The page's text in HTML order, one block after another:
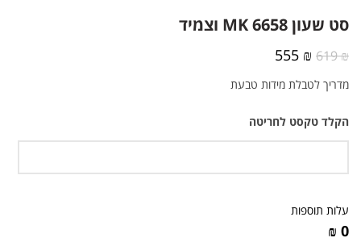
סט שעון MK 6658 וצמיד
619₪
המחיר
היה:
555 ₪
הוא:
מדריך לטבלת מידות טבעת
הקלד טקסט לחריטה
עלות תוספות
0 ₪